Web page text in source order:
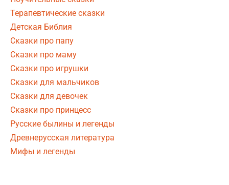
Терапевтические сказки
Детская Библия
Сказки про папу
Сказки про маму
Сказки про игрушки
Сказки для мальчиков
Сказки для девочек
Сказки про принцесс
Русские былины и легенды
Древнерусская литература
Мифы и легенды